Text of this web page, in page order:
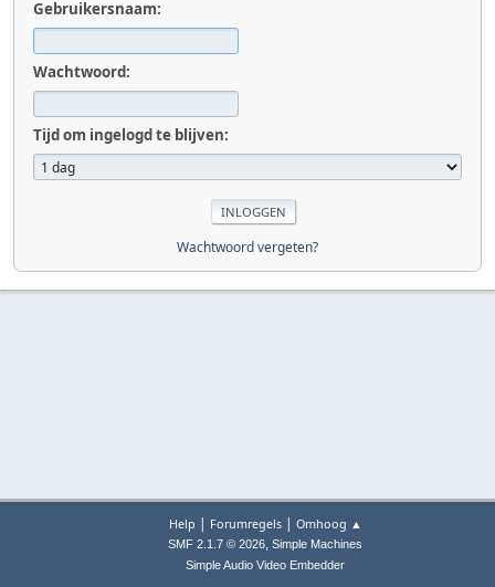
Gebruikersnaam:
Wachtwoord:
Tijd om ingelogd te blijven:
Wachtwoord vergeten?
Help | Forumregels| Omhoog ▲
SMF 2.1.7 © 2026, Simple Machines
Simple Audio Video Embedder